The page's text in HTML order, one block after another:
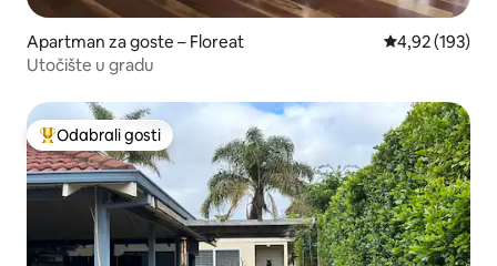
Apartman za goste – Floreat Prosječna
4,92 (193)
Utočište u gradu
Među najviše rangiranima s oznakom „Odabrali gosti”
Odabrali gosti